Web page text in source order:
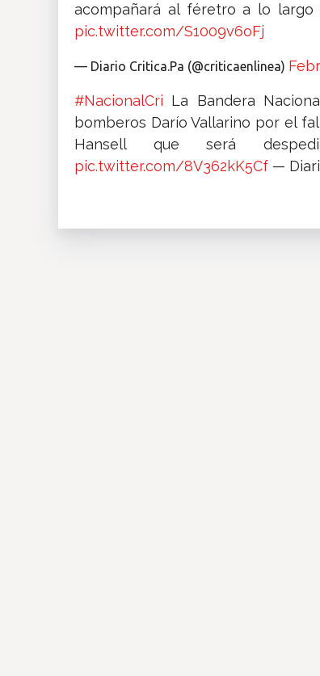
acompañará al féretro a lo largo
pic.twitter.com/S1009v6oFj
— Diario Critica.Pa (@criticaenlinea)
#NacionalCri La Bandera
bomberos Darío Vallarino por el
Hansell que será
pic.twitter.com/8V362kK5Cf —